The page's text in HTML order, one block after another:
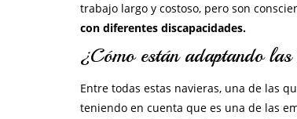
trabajo largo y costoso, pero son
con diferentes discapacidades.
¿Cómo están adaptando
Entre todas estas navieras, una de las
teniendo en cuenta que es una de las